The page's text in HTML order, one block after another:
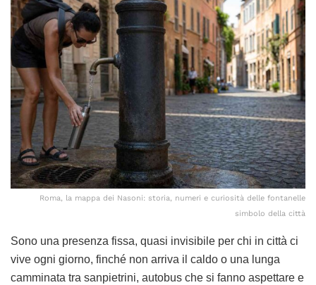
Roma, la mappa dei Nasoni: storia, numeri e curiosità delle fontanelle
simbolo della città
Sono una presenza fissa, quasi invisibile per chi in città ci
vive ogni giorno, finché non arriva il caldo o una lunga
camminata tra sanpietrini, autobus che si fanno aspettare e